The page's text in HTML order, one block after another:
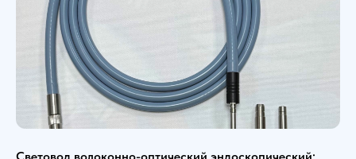
Световод волоконно-оптический эндоскопический: